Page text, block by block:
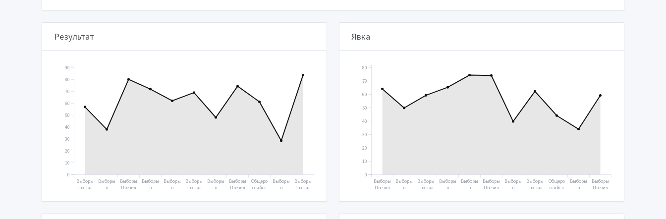
Результат
Выборы
Презид
2000
Выборы
в
рствен
думу
Выборы
Презид
2004
Выборы
в
рствен
думу
Выборы
в
рствен
думу
Выборы
Презид
2012
Выборы
в
рствен
думу
Выборы
Презид
2018
Общеро
ссийск
голосо
2020
Выборы
в
рствен
думу
Выборы
Презид
2024
0
10
20
30
40
50
60
70
80
90
Явка
Выборы
Презид
2000
Выборы
в
рствен
думу
Выборы
Презид
2004
Выборы
в
рствен
думу
Выборы
в
рствен
думу
Выборы
Презид
2012
Выборы
в
рствен
думу
Выборы
Презид
2018
Общеро
ссийск
голосо
2020
Выборы
в
рствен
думу
Выборы
Презид
2024
0
10
20
30
40
50
60
70
80